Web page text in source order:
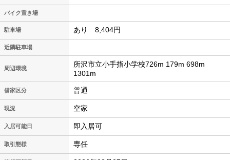
バイク置き場
駐車場 あり 8,404円
近隣駐車場
周辺環境
所沢市立小手指小学校726m 179m 698m
1301m
借家区分 普通
現況 空家
入居可能日 即入居可
取引態様 専任